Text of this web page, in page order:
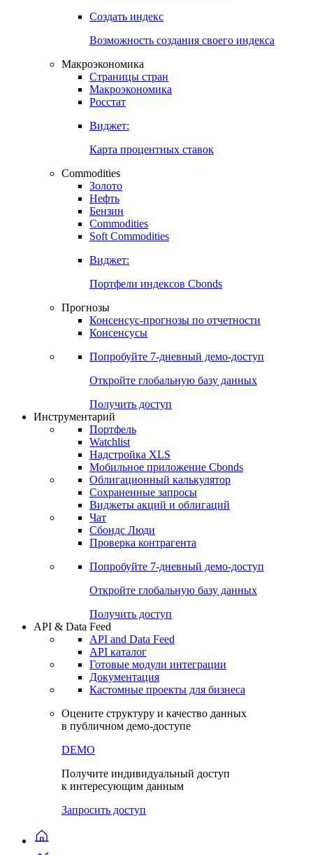
Создать индекс
Возможность создания своего индекса
Макроэкономика
Страницы стран
Макроэкономика
Росстат
Виджет:
Карта процентных ставок
Commodities
Золото
Нефть
Бензин
Commodities
Soft Commodities
Виджет:
Портфели индексов Cbonds
Прогнозы
Консенсус-прогнозы по отчетности
Консенсусы
Попробуйте 7-дневный демо-доступ
Откройте глобальную базу данных
Получить доступ
Инструментарий
Портфель
Watchlist
Надстройка XLS
Мобильное приложение Cbonds
Облигационный калькулятор
Сохраненные запросы
Виджеты акций и облигаций
Чат
Сбондс Люди
Проверка контрагента
Попробуйте 7-дневный демо-доступ
Откройте глобальную базу данных
Получить доступ
API & Data Feed
API and Data Feed
API каталог
Готовые модули интеграции
Документация
Кастомные проекты для бизнеса
Оцените структуру и качество данных
в публичном демо-доступе
DEMO
Получите индивидуальный доступ
к интересующим данным
Запросить доступ